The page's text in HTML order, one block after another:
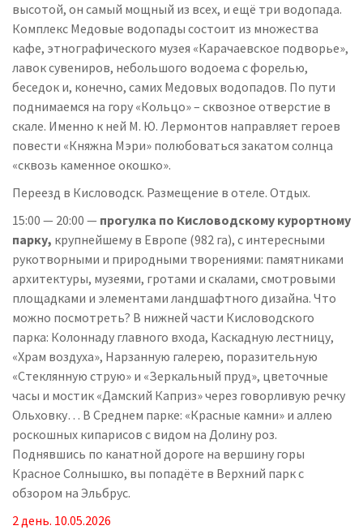
высотой, он самый мощный из всех, и ещё три водопада.
Комплекс Медовые водопады состоит из множества
кафе, этнографического музея «Карачаевское подворье»,
лавок сувениров, небольшого водоема с форелью,
беседок и, конечно, самих Медовых водопадов. По пути
поднимаемся на гору «Кольцо» – сквозное отверстие в
скале. Именно к ней М. Ю. Лермонтов направляет героев
повести «Княжна Мэри» полюбоваться закатом солнца
«сквозь каменное окошко».
Переезд в Кисловодск. Размещение в отеле. Отдых.
15:00 — 20:00 — прогулка по Кисловодскому курортному
парку, крупнейшему в Европе (982 га), с интересными
рукотворными и природными творениями: памятниками
архитектуры, музеями, гротами и скалами, смотровыми
площадками и элементами ландшафтного дизайна. Что
можно посмотреть? В нижней части Кисловодского
парка: Колоннаду главного входа, Каскадную лестницу,
«Храм воздуха», Нарзанную галерею, поразительную
«Стеклянную струю» и «Зеркальный пруд», цветочные
часы и мостик «Дамский Каприз» через говорливую речку
Ольховку… В Среднем парке: «Красные камни» и аллею
роскошных кипарисов с видом на Долину роз.
Поднявшись по канатной дороге на вершину горы
Красное Солнышко, вы попадёте в Верхний парк с
обзором на Эльбрус.
2 день. 10.05.2026